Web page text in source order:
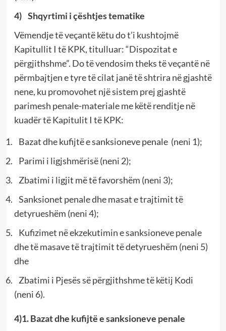
4) Shqyrtimi i çështjes tematike
Vëmendje të veçantë këtu do t’i kushtojmë
Kapitullit I të KPK, titulluar: “Dispozitat e
përgjithshme”. Do të vendosim theks të veçantë në
përmbajtjen e tyre të cilat janë të shtrira në gjashtë
nene, ku promovohet një sistem prej gjashtë
parimesh penale-materiale me këtë renditje në
kuadër të Kapitulit I të KPK:
Bazat dhe kufijtë e sanksioneve penale (neni 1);
Parimi i ligjshmërisë (neni 2);
Zbatimi i ligjit më të favorshëm (neni 3);
Sanksionet penale dhe masat e trajtimit të
detyrueshëm (neni 4);
Kufizimet në ekzekutimin e sanksioneve penale
dhe të masave të trajtimit të detyrueshëm (neni 5)
dhe
Zbatimi i Pjesës së përgjithshme të këtij Kodi
(neni 6).
4)1. Bazat dhe kufijtë e sanksioneve penale